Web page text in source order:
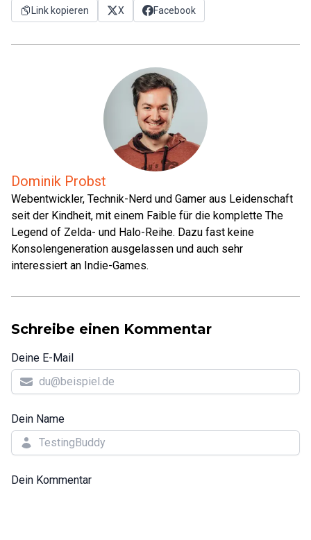
Link kopieren X Facebook
Dominik Probst
Webentwickler, Technik-Nerd und Gamer aus Leidenschaft
seit der Kindheit, mit einem Faible für die komplette The
Legend of Zelda- und Halo-Reihe. Dazu fast keine
Konsolengeneration ausgelassen und auch sehr
interessiert an Indie-Games.
Schreibe einen Kommentar
Deine E-Mail
Dein Name
Dein Kommentar